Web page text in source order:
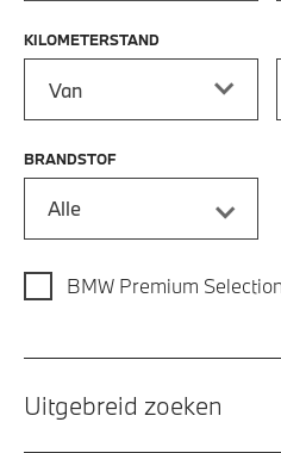
KILOMETERSTAND
BRANDSTOF
Alle
BMW Premium Selection
Uitgebreid zoeken